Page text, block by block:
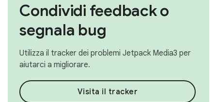
Condividi feedback o
segnala bug
Utilizza il tracker dei problemi Jetpack Media3 per
aiutarci a migliorare.
Visita il tracker